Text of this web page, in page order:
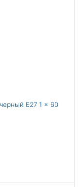
E27 1 x 60